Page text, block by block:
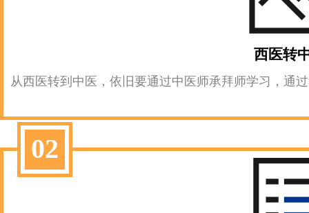
西医转
从西医转到中医，依旧要通过中医师承拜师学习，通
02